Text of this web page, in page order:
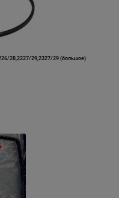
28,2227/29,2327/29 (большое)